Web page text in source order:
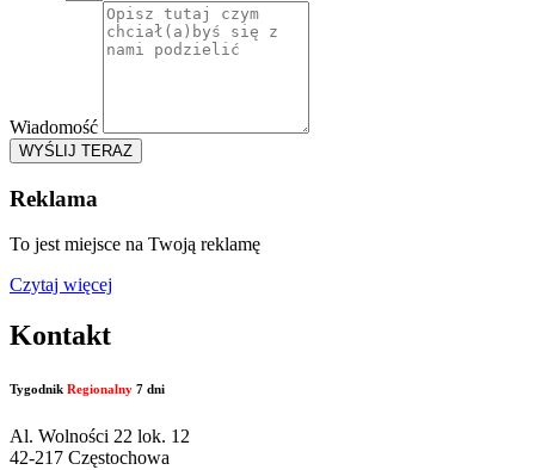
Wiadomość
WYŚLIJ TERAZ
Reklama
To jest miejsce na Twoją reklamę
Czytaj więcej
Kontakt
Tygodnik Regionalny 7 dni
Al. Wolności 22 lok. 12
42-217 Częstochowa